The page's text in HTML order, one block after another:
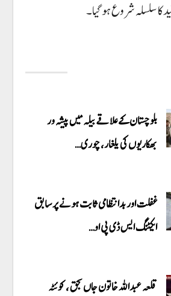
بلوچستان کے علاقے بیلہ میں پیشہ ور
بھکاریوں کی یلغار، چوری…
غفلت اور بدانتظامی ثابت ہونے پر سابق
ایکٹنگ ایس ڈی پی او…
قلعہ عبداللہ خاتون جاں بحق ، کوئٹہ